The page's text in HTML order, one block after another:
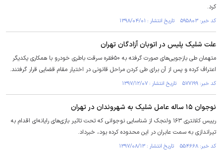
کرد.
کد خبر: ۵۹۵۸۰۳ تاریخ انتشار : ۱۳۹۸/۰۴/۰۱
علت شلیک پلیس در اتوبان آزادگان تهران
متهمان طی بازجویی‌های صورت گرفته به ۵۰فقره سرقت باطری خودرو با همکاری یکدیگر
اعتراف کرده و پس از آن برای طی کردن مراحل قانونی در اختیار مقام قضایی قرار گرفتند.
کد خبر: ۵۷۷۱۹۹ تاریخ انتشار : ۱۳۹۷/۱۲/۰۷
نوجوان ۱۵ ساله عامل شلیک به شهروندان در تهران
رییس کلانتری ۱۶۳ ولنجک از شناسایی نوجوانی که تحت تاثیر بازی‌های رایانه‌ای اقدام به
تیراندازی به سمت عابران در این محدوده کرده بود، خبرداد.
کد خبر: ۵۵۴۶۶۸ تاریخ انتشار : ۱۳۹۷/۰۸/۱۳